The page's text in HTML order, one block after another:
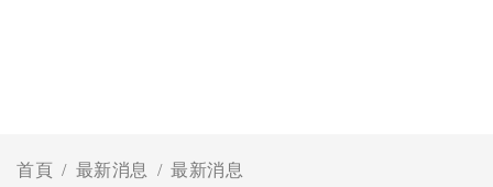
首頁 最新消息
最新消息